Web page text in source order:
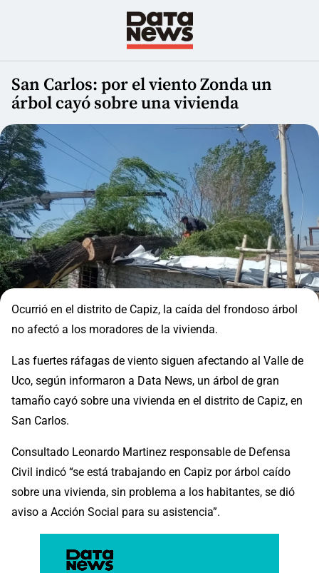
San Carlos: por el viento Zonda un
árbol cayó sobre una vivienda
Ocurrió en el distrito de Capiz, la caída del frondoso árbol
no afectó a los moradores de la vivienda.
Las fuertes ráfagas de viento siguen afectando al Valle de
Uco, según informaron a Data News, un árbol de gran
tamaño cayó sobre una vivienda en el distrito de Capiz, en
San Carlos.
Consultado Leonardo Martinez responsable de Defensa
Civil indicó “se está trabajando en Capiz por árbol caído
sobre una vivienda, sin problema a los habitantes, se dió
aviso a Acción Social para su asistencia”.